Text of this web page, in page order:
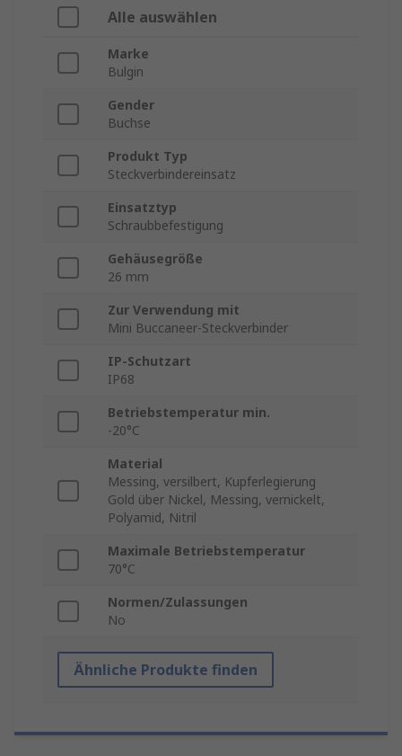
Alle auswählen
Marke
Bulgin
Gender
Buchse
Produkt Typ
Steckverbindereinsatz
Einsatztyp
Schraubbefestigung
Gehäusegröße
26 mm
Zur Verwendung mit
Mini Buccaneer-Steckverbinder
IP-Schutzart
IP68
Betriebstemperatur min.
-20°C
Material
Messing, versilbert, Kupferlegierung
Gold über Nickel, Messing, vernickelt,
Polyamid, Nitril
Maximale Betriebstemperatur
70°C
Normen/Zulassungen
No
Ähnliche Produkte finden